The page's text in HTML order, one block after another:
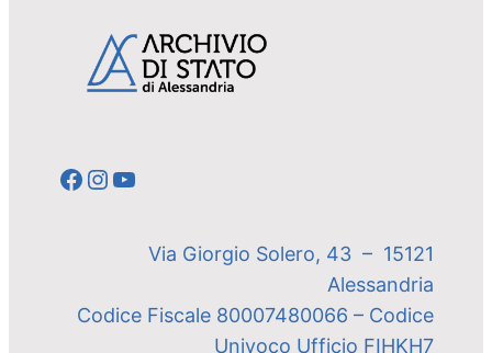
Facebook
Instagram
YouTube
Via Giorgio Solero, 43 – 15121
Alessandria
Codice Fiscale 80007480066 – Codice
Univoco Ufficio FIHKH7